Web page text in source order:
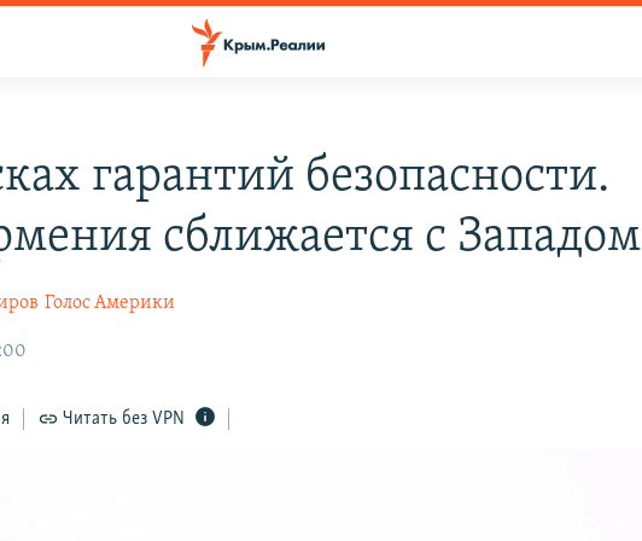
гарантий безопасности.
сближается с Западом
Голос Америки
Читать без VPN